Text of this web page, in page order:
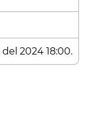
2024 18:00.